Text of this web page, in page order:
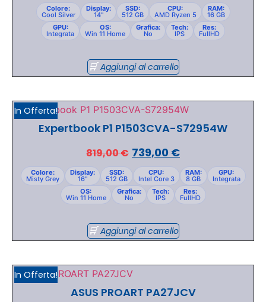
Colore:
Cool Silver
Display:
14"
SSD:
512 GB
CPU:
AMD Ryzen 5
RAM:
16 GB
GPU:
Integrata
OS:
Win 11 Home
Grafica:
No
Tech:
IPS
Res:
FullHD
Aggiungi al carrello
In Offerta!
Expertbook P1 P1503CVA-S72954W
819,00€ 739,00 €
Colore:
Misty Grey
Display:
16"
SSD:
512 GB
CPU:
Intel Core 3
RAM:
8 GB
GPU:
Integrata
OS:
Win 11 Home
Grafica:
No
Tech:
IPS
Res:
FullHD
Aggiungi al carrello
In Offerta!
ASUS PROART PA27JCV